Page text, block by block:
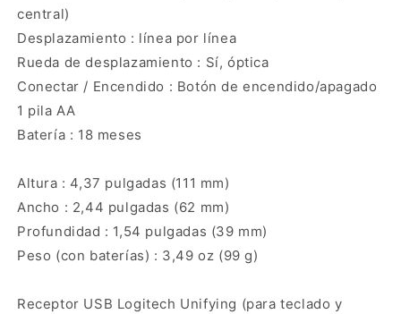
central)
Desplazamiento : línea por línea
Rueda de desplazamiento : Sí, óptica
Conectar / Encendido : Botón de encendido/apagado
1 pila AA
Batería : 18 meses
Altura : 4,37 pulgadas (111 mm)
Ancho : 2,44 pulgadas (62 mm)
Profundidad : 1,54 pulgadas (39 mm)
Peso (con baterías) : 3,49 oz (99 g)
Receptor USB Logitech Unifying (para teclado y